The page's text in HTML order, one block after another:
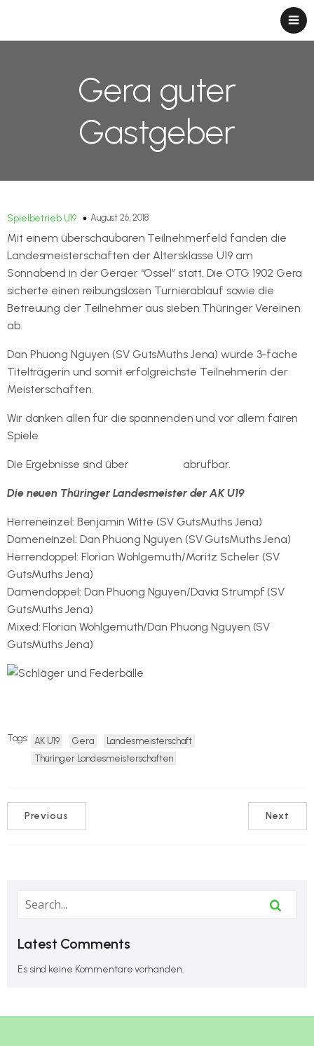
Gera guter
Gastgeber
Spielbetrieb U19 August 26, 2018
Mit einem überschaubaren Teilnehmerfeld fanden die
Landesmeisterschaften der Altersklasse U19 am
Sonnabend in der Geraer “Ossel” statt. Die OTG 1902 Gera
sicherte einen reibungslosen Turnierablauf sowie die
Betreuung der Teilnehmer aus sieben Thüringer Vereinen
ab.
Dan Phuong Nguyen (SV GutsMuths Jena) wurde 3-fache
Titelträgerin und somit erfolgreichste Teilnehmerin der
Meisterschaften.
Wir danken allen für die spannenden und vor allem fairen
Spiele.
Die Ergebnisse sind über abrufbar.
Die neuen Thüringer Landesmeister der AK U19
Herreneinzel: Benjamin Witte (SV GutsMuths Jena)
Dameneinzel: Dan Phuong Nguyen (SV GutsMuths Jena)
Herrendoppel: Florian Wohlgemuth/Moritz Scheler (SV
GutsMuths Jena)
Damendoppel: Dan Phuong Nguyen/Davia Strumpf (SV
GutsMuths Jena)
Mixed: Florian Wohlgemuth/Dan Phuong Nguyen (SV
GutsMuths Jena)
Tags: AK U19 Gera
Landesmeisterschaft
Thüringer Landesmeisterschaften
Previous Next
Latest Comments
Es sind keine Kommentare vorhanden.